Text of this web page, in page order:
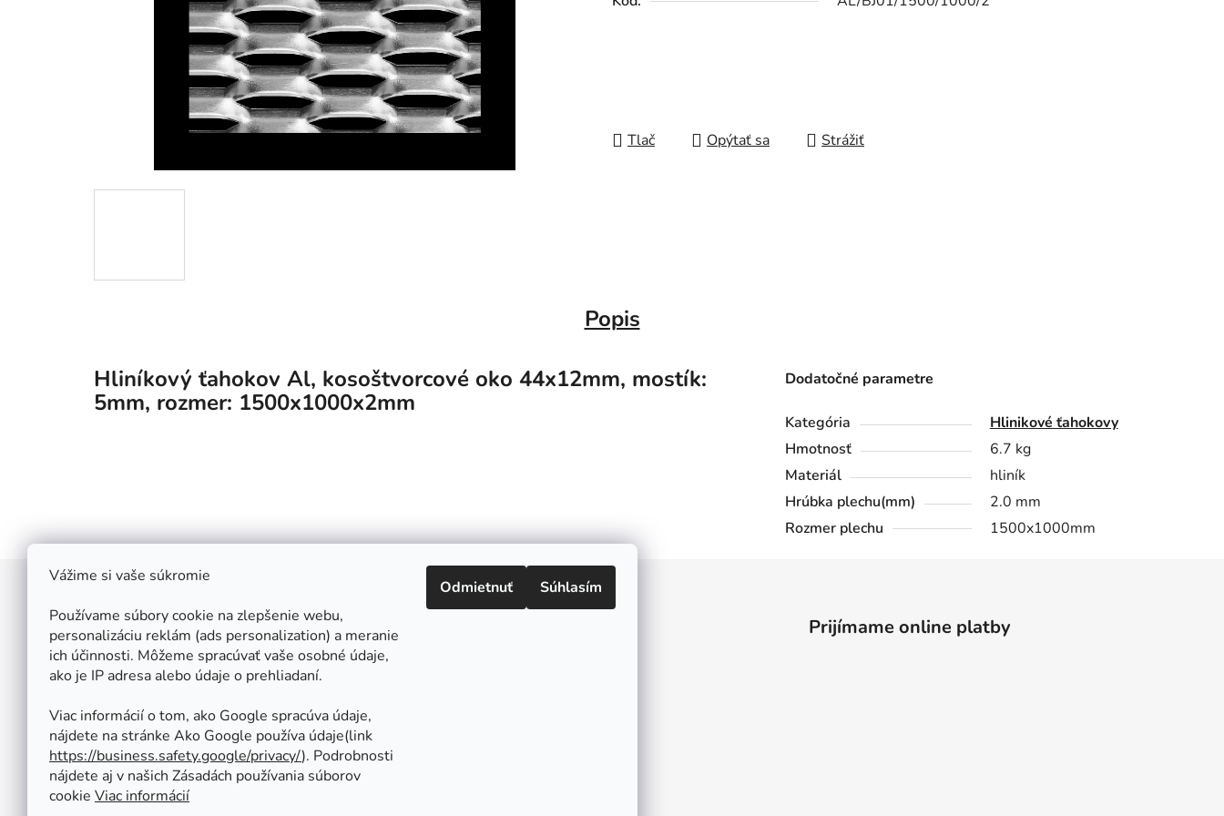
Vážime si vaše súkromie
Používame súbory cookie na zlepšenie webu,
personalizáciu reklám (ads personalization) a meranie
ich účinnosti. Môžeme spracúvať vaše osobné údaje,
ako je IP adresa alebo údaje o prehliadaní.
Viac informácií o tom, ako Google spracúva údaje,
nájdete na stránke Ako Google používa údaje(link
https://business.safety.google/privacy/⁩). Podrobnosti
nájdete aj v našich Zásadách používania súborov
cookie Viac informácií
Odmietnuť Súhlasím
Tlač Opýtať sa Strážiť
Popis
Hliníkový ťahokov Al, kosoštvorcové oko 44x12mm, mostík:
5mm, rozmer: 1500x1000x2mm
Dodatočné parametre
Kategória
Hlinikové ťahokovy
Hmotnosť
6.7 kg
Materiál
hliník
Hrúbka plechu(mm)
2.0 mm
Rozmer plechu
1500x1000mm
Štefan Široký - Kovoinox
Cukrová 10
917 01 Trnava
Slovensko
IČ: 37 571 451
IČ DPH: SK 1020347779
Po-Pa: 08:00 - 12:00 13:00 - 16:30
So - Ne : ZATVORENÉ
Tel.: +421 950 427 860
obchod@kovoinox.sk
Prijímame online platby